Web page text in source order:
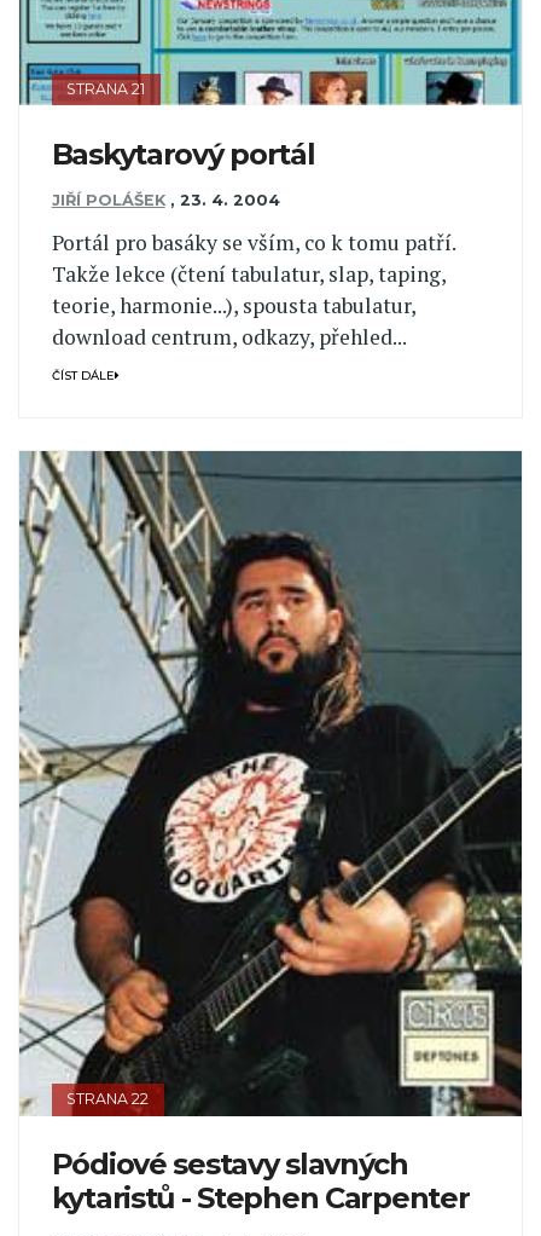
STRANA 21
Baskytarový portál
JIŘÍ POLÁŠEK , 23. 4. 2004
Portál pro basáky se vším, co k tomu patří.
Takže lekce (čtení tabulatur, slap, taping,
teorie, harmonie...), spousta tabulatur,
download centrum, odkazy, přehled...
ČÍST DÁLE
STRANA 22
Pódiové sestavy slavných
kytaristů - Stephen Carpenter